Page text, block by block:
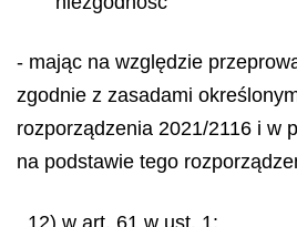
- mając na względzie
zgodnie z zasadami
rozporządzenia 2021/2116 i w
na podstawie tego
12) w art. 61 w ust. 1: